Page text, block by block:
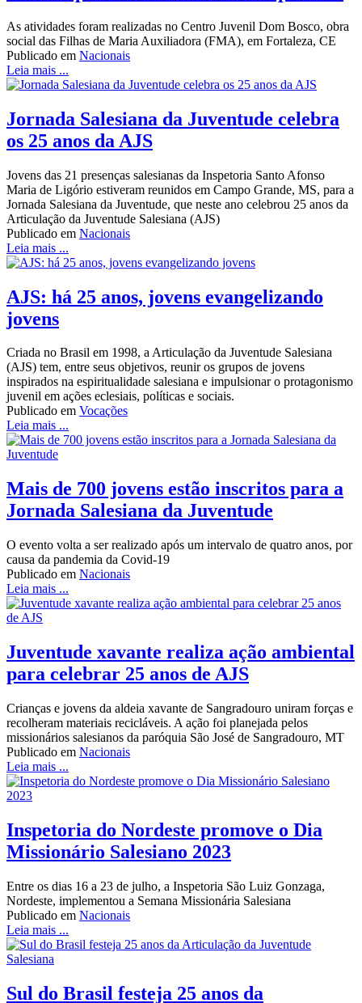
As atividades foram realizadas no Centro Juvenil Dom Bosco, obra
social das Filhas de Maria Auxiliadora (FMA), em Fortaleza, CE
Publicado em Nacionais
Leia mais ...
Jornada Salesiana da Juventude celebra
os 25 anos da AJS
Jovens das 21 presenças salesianas da Inspetoria Santo Afonso
Maria de Ligório estiveram reunidos em Campo Grande, MS, para a
Jornada Salesiana da Juventude, que neste ano celebrou 25 anos da
Articulação da Juventude Salesiana (AJS)
Publicado em Nacionais
Leia mais ...
AJS: há 25 anos, jovens evangelizando
jovens
Criada no Brasil em 1998, a Articulação da Juventude Salesiana
(AJS) tem, entre seus objetivos, reunir os grupos de jovens
inspirados na espiritualidade salesiana e impulsionar o protagonismo
juvenil em ações eclesiais, políticas e sociais.
Publicado em Vocações
Leia mais ...
Mais de 700 jovens estão inscritos para a
Jornada Salesiana da Juventude
O evento volta a ser realizado após um intervalo de quatro anos, por
causa da pandemia da Covid-19
Publicado em Nacionais
Leia mais ...
Juventude xavante realiza ação ambiental
para celebrar 25 anos de AJS
Crianças e jovens da aldeia xavante de Sangradouro uniram forças e
recolheram materiais recicláveis. A ação foi planejada pelos
missionários salesianos da paróquia São José de Sangradouro, MT
Publicado em Nacionais
Leia mais ...
Inspetoria do Nordeste promove o Dia
Missionário Salesiano 2023
Entre os dias 16 a 23 de julho, a Inspetoria São Luiz Gonzaga,
Nordeste, implementou a Semana Missionária Salesiana
Publicado em Nacionais
Leia mais ...
Sul do Brasil festeja 25 anos da